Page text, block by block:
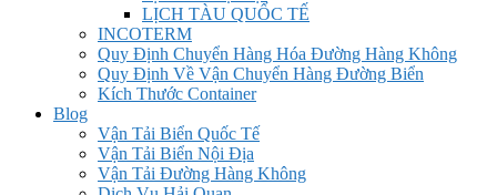
LỊCH TÀU QUỐC TẾ
INCOTERM
Quy Định Chuyển Hàng Hóa Đường Hàng Không
Quy Định Về Vận Chuyển Hàng Đường Biển
Kích Thước Container
Blog
Vận Tải Biển Quốc Tế
Vận Tải Biển Nội Địa
Vận Tải Đường Hàng Không